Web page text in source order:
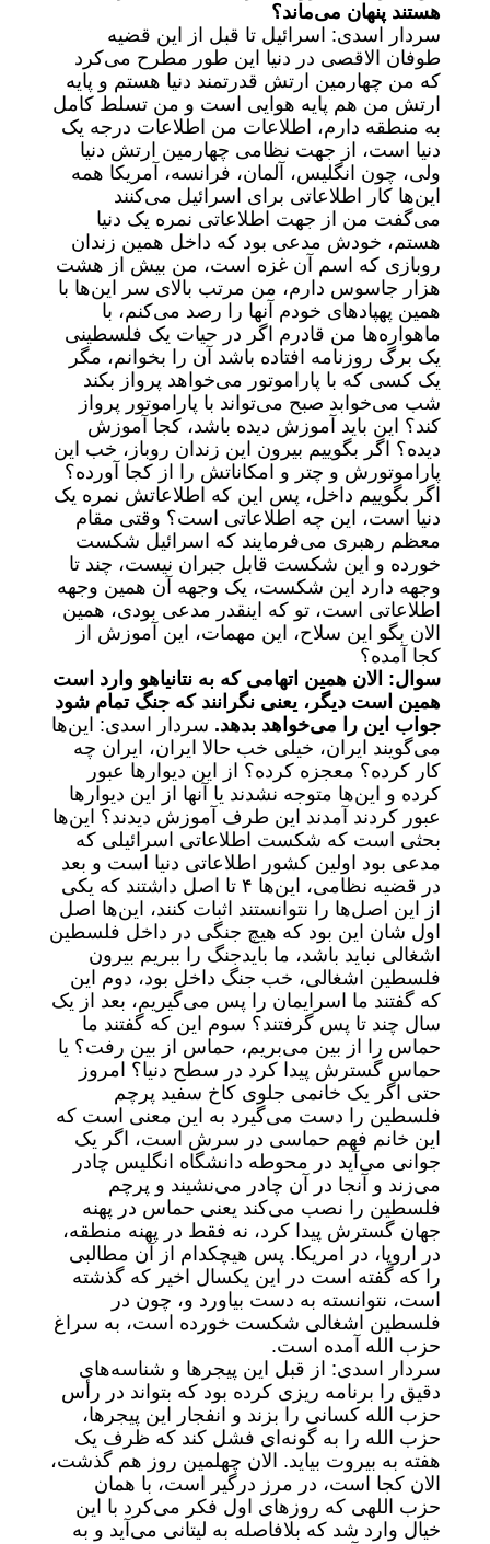
هستند پنهان می‌ماند؟
سردار اسدی: اسرائیل تا قبل از این قضیه
طوفان الاقصی در دنیا این طور مطرح می‌کرد
که من چهارمین ارتش قدرتمند دنیا هستم و پایه
ارتش من هم پایه هوایی است و من تسلط کامل
به منطقه دارم، اطلاعات من اطلاعات درجه یک
دنیا است، از جهت نظامی چهارمین ارتش دنیا
ولی، چون انگلیس، آلمان، فرانسه، آمریکا همه
این‌ها کار اطلاعاتی برای اسرائیل می‌کنند
می‌گفت من از جهت اطلاعاتی نمره یک دنیا
هستم، خودش مدعی بود که داخل همین زندان
روبازی که اسم آن غزه است، من بیش از هشت
هزار جاسوس دارم، من مرتب بالای سر این‌ها با
همین پهپاد‌های خودم آنها را رصد می‌کنم، با
ماهواره‌ها من قادرم اگر در حیات یک فلسطینی
یک برگ روزنامه افتاده باشد آن را بخوانم، مگر
یک کسی که با پاراموتور می‌خواهد پرواز بکند
شب می‌خوابد صبح می‌تواند با پاراموتور پرواز
کند؟ این باید آموزش دیده باشد، کجا آموزش
دیده؟ اگر بگوییم بیرون این زندان روباز، خب این
پاراموتورش و چتر و امکاناتش را از کجا آورده؟
اگر بگوییم داخل، پس این که اطلاعاتش نمره یک
دنیا است، این چه اطلاعاتی است؟ وقتی مقام
معظم رهبری می‌فرمایند که اسرائیل شکست
خورده و این شکست قابل جبران نیست، چند تا
وجهه دارد این شکست، یک وجهه آن همین وجهه
اطلاعاتی است، تو که اینقدر مدعی بودی، همین
الان بگو این سلاح، این مهمات، این آموزش از
کجا آمده؟
سوال: الان همین اتهامی که به نتانیاهو وارد است
همین است دیگر، یعنی نگرانند که جنگ تمام شود
جواب این را می‌خواهد بدهد. سردار اسدی: این‌ها
می‌گویند ایران، خیلی خب حالا ایران، ایران چه
کار کرده؟ معجزه کرده؟ از این دیوار‌ها عبور
کرده و این‌ها متوجه نشدند یا آنها از این دیوار‌ها
عبور کردند آمدند این طرف آموزش دیدند؟ این‌ها
بحثی است که شکست اطلاعاتی اسرائیلی که
مدعی بود اولین کشور اطلاعاتی دنیا است و بعد
در قضیه نظامی، این‌ها ۴ تا اصل داشتند که یکی
از این اصل‌ها را نتوانستند اثبات کنند، این‌ها اصل
اول شان این بود که هیچ جنگی در داخل فلسطین
اشغالی نباید باشد، ما بایدجنگ را ببریم بیرون
فلسطین اشغالی، خب جنگ داخل بود، دوم این
که گفتند ما اسرایمان را پس می‌گیریم، بعد از یک
سال چند تا پس گرفتند؟ سوم این که گفتند ما
حماس را از بین می‌بریم، حماس از بین رفت؟ یا
حماس گسترش پیدا کرد در سطح دنیا؟ امروز
حتی اگر یک خانمی جلوی کاخ سفید پرچم
فلسطین را دست می‌گیرد به این معنی است که
این خانم فهم حماسی در سرش است، اگر یک
جوانی می‌آید در محوطه دانشگاه انگلیس چادر
می‌زند و آنجا در آن چادر می‌نشیند و پرچم
فلسطین را نصب می‌کند یعنی حماس در پهنه
جهان گسترش پیدا کرد، نه فقط در پهنه منطقه،
در اروپا، در امریکا. پس هیچکدام از آن مطالبی
را که گفته است در این یکسال اخیر که گذشته
است، نتوانسته به دست بیاورد و، چون در
فلسطین اشغالی شکست خورده است، به سراغ
حزب الله آمده است.
سردار اسدی: از قبل این پیجر‌ها و شناسه‌های
دقیق را برنامه ریزی کرده بود که بتواند در رأس
حزب الله کسانی را بزند و انفجار این پیجرها،
حزب الله را به گونه‌ای فشل کند که ظرف یک
هفته به بیروت بیاید. الان چهلمین روز هم گذشت،
الان کجا است، در مرز درگیر است، با همان
حزب اللهی که روز‌های اول فکر می‌کرد با این
خیال وارد شد که بلافاصله به لیتانی می‌آید و به